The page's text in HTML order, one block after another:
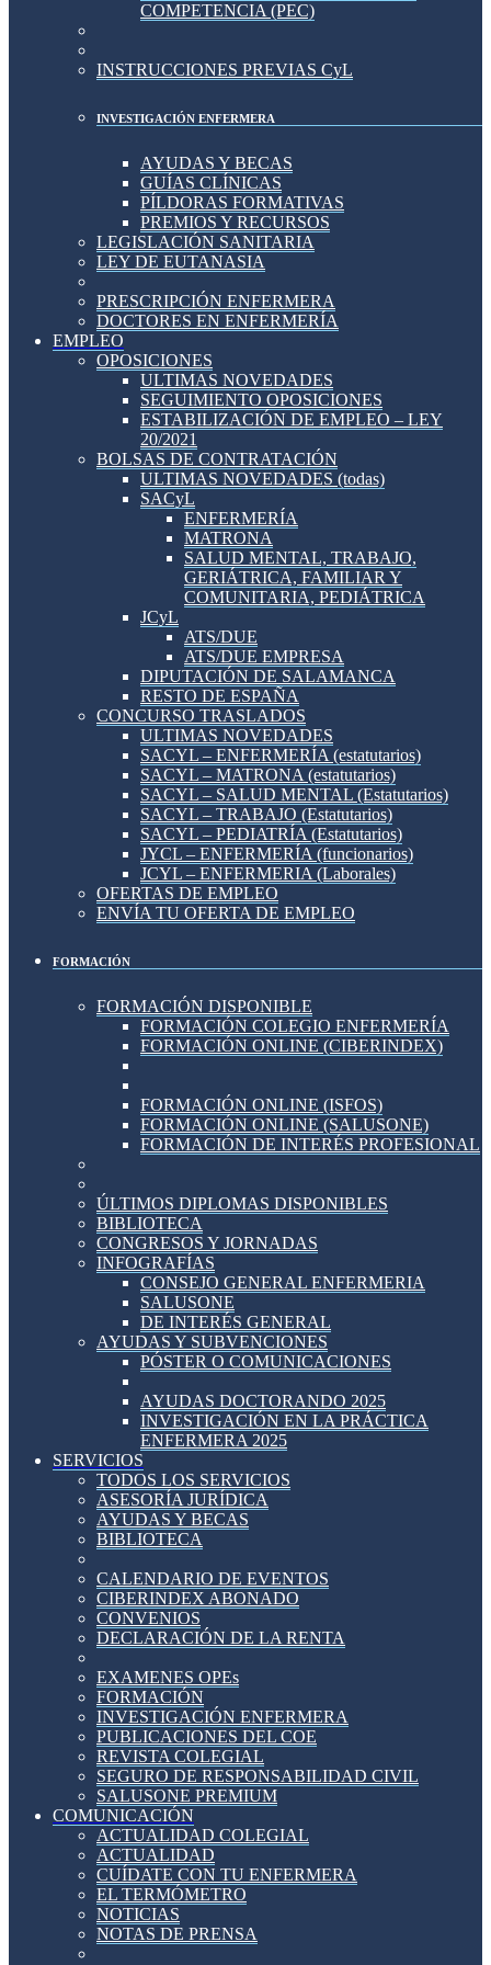
COMPETENCIA (PEC)
INSTRUCCIONES PREVIAS CyL
INVESTIGACIÓN ENFERMERA
AYUDAS Y BECAS
GUÍAS CLÍNICAS
PÍLDORAS FORMATIVAS
PREMIOS Y RECURSOS
LEGISLACIÓN SANITARIA
LEY DE EUTANASIA
PRESCRIPCIÓN ENFERMERA
DOCTORES EN ENFERMERÍA
EMPLEO
OPOSICIONES
ULTIMAS NOVEDADES
SEGUIMIENTO OPOSICIONES
ESTABILIZACIÓN DE EMPLEO – LEY
20/2021
BOLSAS DE CONTRATACIÓN
ULTIMAS NOVEDADES (todas)
SACyL
ENFERMERÍA
MATRONA
SALUD MENTAL, TRABAJO,
GERIÁTRICA, FAMILIAR Y
COMUNITARIA, PEDIÁTRICA
JCyL
ATS/DUE
ATS/DUE EMPRESA
DIPUTACIÓN DE SALAMANCA
RESTO DE ESPAÑA
CONCURSO TRASLADOS
ULTIMAS NOVEDADES
SACYL – ENFERMERÍA (estatutarios)
SACYL – MATRONA (estatutarios)
SACYL – SALUD MENTAL (Estatutarios)
SACYL – TRABAJO (Estatutarios)
SACYL – PEDIATRÍA (Estatutarios)
JYCL – ENFERMERÍA (funcionarios)
JCYL – ENFERMERIA (Laborales)
OFERTAS DE EMPLEO
ENVÍA TU OFERTA DE EMPLEO
FORMACIÓN
FORMACIÓN DISPONIBLE
FORMACIÓN COLEGIO ENFERMERÍA
FORMACIÓN ONLINE (CIBERINDEX)
FORMACIÓN ONLINE (ISFOS)
FORMACIÓN ONLINE (SALUSONE)
FORMACIÓN DE INTERÉS PROFESIONAL
ÚLTIMOS DIPLOMAS DISPONIBLES
BIBLIOTECA
CONGRESOS Y JORNADAS
INFOGRAFÍAS
CONSEJO GENERAL ENFERMERIA
SALUSONE
DE INTERÉS GENERAL
AYUDAS Y SUBVENCIONES
PÓSTER O COMUNICACIONES
AYUDAS DOCTORANDO 2025
INVESTIGACIÓN EN LA PRÁCTICA
ENFERMERA 2025
SERVICIOS
TODOS LOS SERVICIOS
ASESORÍA JURÍDICA
AYUDAS Y BECAS
BIBLIOTECA
CALENDARIO DE EVENTOS
CIBERINDEX ABONADO
CONVENIOS
DECLARACIÓN DE LA RENTA
EXAMENES OPEs
FORMACIÓN
INVESTIGACIÓN ENFERMERA
PUBLICACIONES DEL COE
REVISTA COLEGIAL
SEGURO DE RESPONSABILIDAD CIVIL
SALUSONE PREMIUM
COMUNICACIÓN
ACTUALIDAD COLEGIAL
ACTUALIDAD
CUÍDATE CON TU ENFERMERA
EL TERMÓMETRO
NOTICIAS
NOTAS DE PRENSA